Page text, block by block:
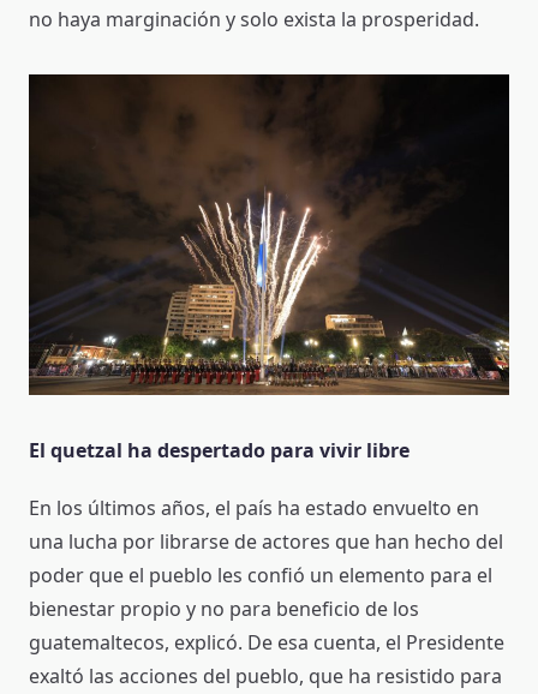
no haya marginación y solo exista la prosperidad.
El quetzal ha despertado para vivir libre
En los últimos años, el país ha estado envuelto en
una lucha por librarse de actores que han hecho del
poder que el pueblo les confió un elemento para el
bienestar propio y no para beneficio de los
guatemaltecos, explicó. De esa cuenta, el Presidente
exaltó las acciones del pueblo, que ha resistido para